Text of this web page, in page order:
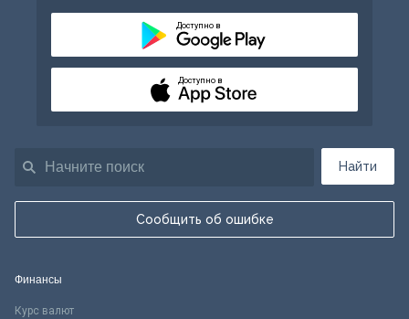
Найти
Сообщить об ошибке
Доступно в
Доступно в
Финансы
Курс валют